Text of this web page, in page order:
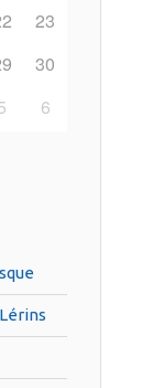
23
30
6